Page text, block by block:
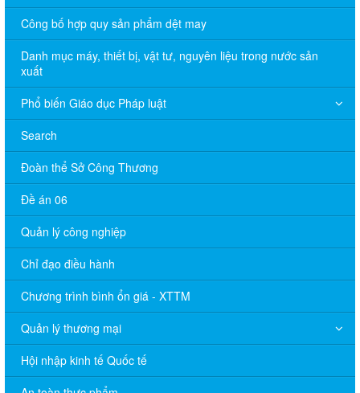
Công bố hợp quy sản phẩm dệt may
Danh mục máy, thiết bị, vật tư, nguyên liệu trong nước sản
xuất
Phổ biến Giáo dục Pháp luật
Search
Đoàn thể Sở Công Thương
Đề án 06
Quản lý công nghiệp
Chỉ đạo điều hành
Chương trình bình ổn giá - XTTM
Quản lý thương mại
Hội nhập kinh tế Quốc tế